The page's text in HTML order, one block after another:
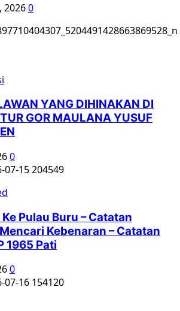
20260
YANG DIHINAKAN DI
GOR MAULANA YUSUF
0
Pulau Buru – Catatan
Kebenaran – Catatan
1965 Pati
0